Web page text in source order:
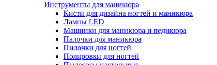
Инструменты для маникюра
Кисти для дизайна ногтей и маникюра
Лампы LED
Машинки для маникюра и педикюра
Палочки для маникюра
Пилочки для ногтей
Полировки для ногтей